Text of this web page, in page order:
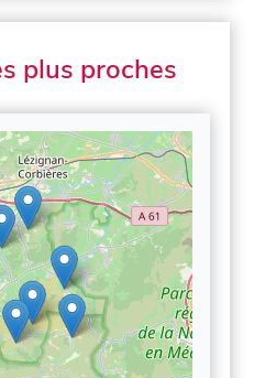
plus proches